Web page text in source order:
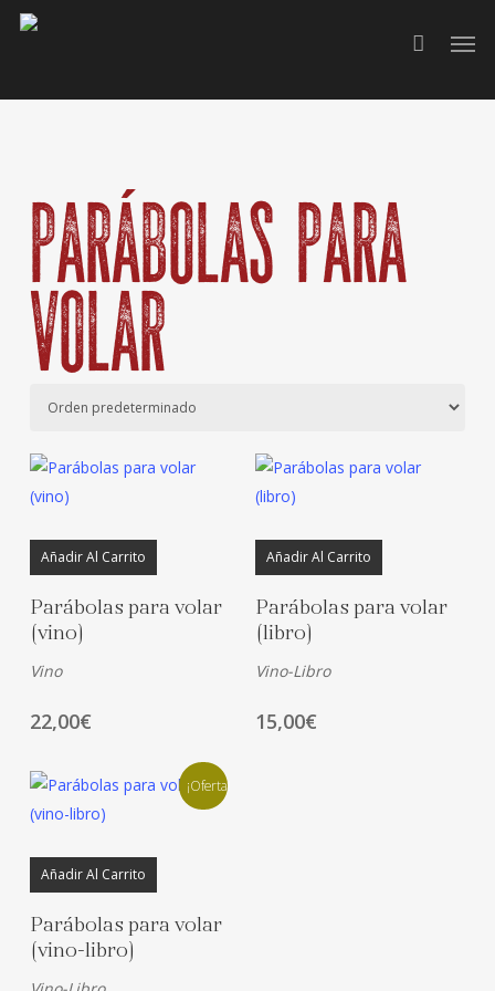
Skip
content
Parábolas para
volar
Añadir Al Carrito
Parábolas para volar
(vino)
Vino
22,00€
Añadir Al Carrito
Parábolas para volar
(libro)
Vino-Libro
15,00€
¡Oferta!
Añadir Al Carrito
Parábolas para volar
(vino-libro)